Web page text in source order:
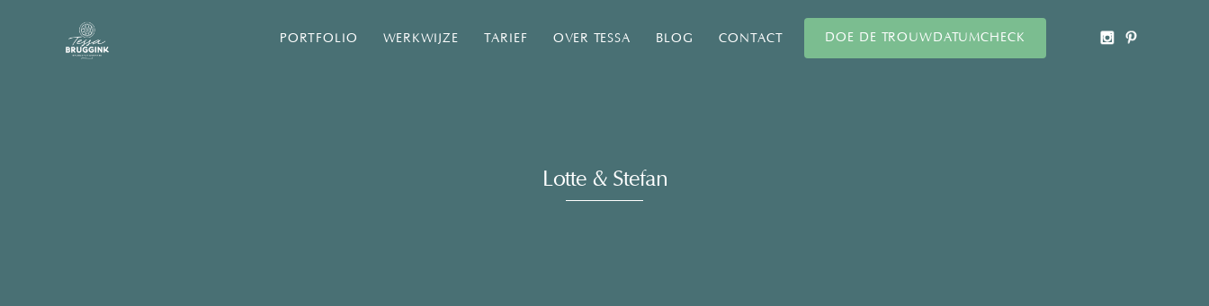
PORTFOLIO WERKWIJZE TARIEF OVER TESSA BLOG CONTACT DOE DE TROUWDATUMCHECK
Lotte & Stefan